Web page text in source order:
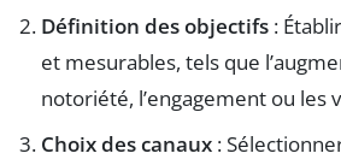
Définition des objectifs :
et mesurables, tels que
notoriété, l’engagement ou les
Choix des canaux :